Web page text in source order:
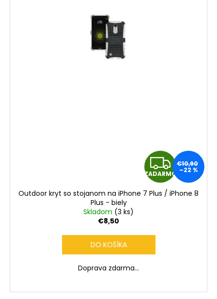
Z
A
ZADARMO
€10,90
–22 %
Outdoor kryt so stojanom na iPhone 7 Plus / iPhone 8
Plus - biely
Skladom (3 ks)
€8,50
DO KOŠÍKA
Doprava zdarma...